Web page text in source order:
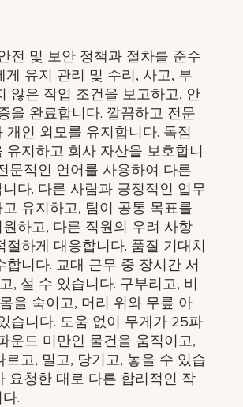
전 및 보안 정책과 절차를 준수
게 유지 관리 및 수리, 사고, 부
않은 작업 조건을 보고하고, 안
을 완료합니다. 깔끔하고 전문
개인 외모를 유지합니다. 독점
유지하고 회사 자산을 보호합니
문적인 언어를 사용하여 다른
다. 다른 사람과 긍정적인 업무
유지하고, 팀이 공통 목표를
하고, 다른 직원의 우려 사항
절하게 대응합니다. 품질 기대치
합니다. 교대 근무 중 장시간 서
, 설 수 있습니다. 구부리고, 비
을 숙이고, 머리 위와 무릎 아
습니다. 도움 없이 무게가 25파
운드 미만인 물건을 움직이고,
르고, 밀고, 당기고, 놓을 수 있습
요청한 대로 다른 합리적인 작
.